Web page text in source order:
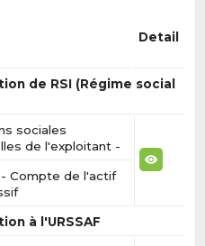
Detail
de RSI (Régime social
sociales
de l'exploitant -
Compte de l'actif
à l'URSSAF